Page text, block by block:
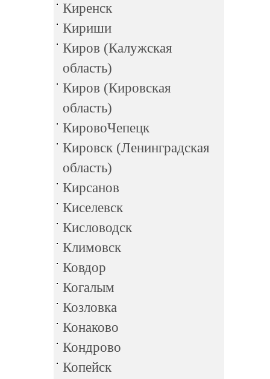
Киренск
Кириши
Киров (Калужская
область)
Киров (Кировская
область)
КировоЧепецк
Кировск (Ленинградская
область)
Кирсанов
Киселевск
Кисловодск
Климовск
Ковдор
Когалым
Козловка
Конаково
Кондрово
Копейск